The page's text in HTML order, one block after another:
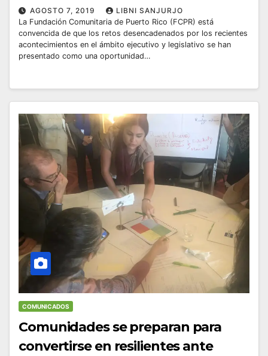
AGOSTO 7, 2019
LIBNI SANJURJO
La Fundación Comunitaria de Puerto Rico (FCPR) está
convencida de que los retos desencadenados por los recientes
acontecimientos en el ámbito ejecutivo y legislativo se han
presentado como una oportunidad…
COMUNICADOS
Comunidades se preparan para
convertirse en resilientes ante